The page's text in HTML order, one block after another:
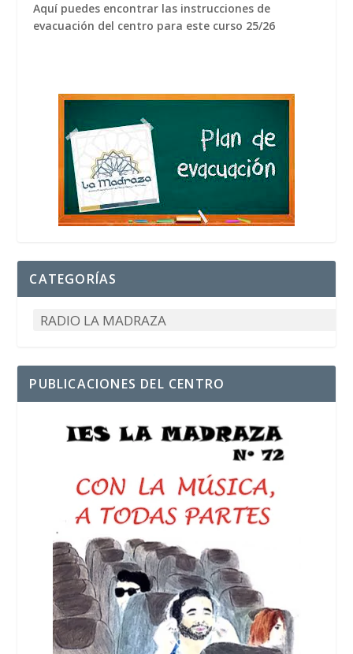
Aquí puedes encontrar las instrucciones de
evacuación del centro para este curso 25/26
CATEGORÍAS
PUBLICACIONES DEL CENTRO